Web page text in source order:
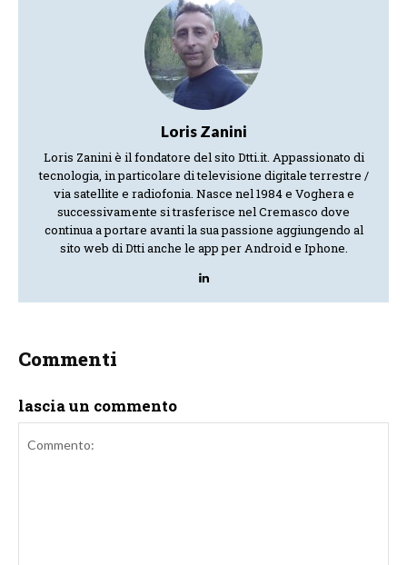
Loris Zanini
Loris Zanini è il fondatore del sito Dtti.it. Appassionato di
tecnologia, in particolare di televisione digitale terrestre /
via satellite e radiofonia. Nasce nel 1984 e Voghera e
successivamente si trasferisce nel Cremasco dove
continua a portare avanti la sua passione aggiungendo al
sito web di Dtti anche le app per Android e Iphone.
Commenti
lascia un commento